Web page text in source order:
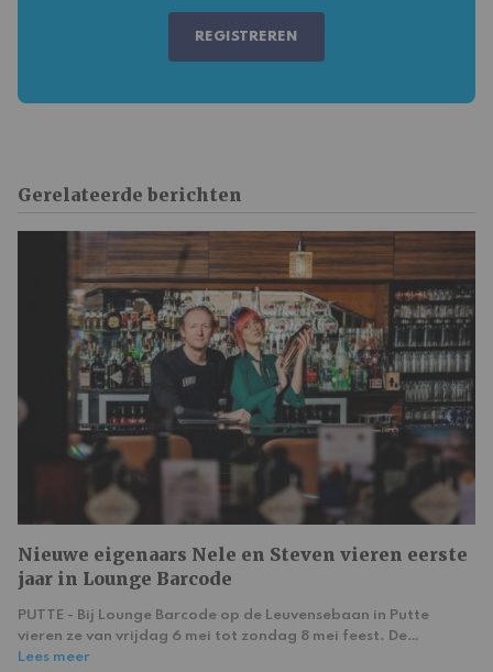
REGISTREREN
Gerelateerde berichten
Nieuwe eigenaars Nele en Steven vieren eerste
jaar in Lounge Barcode
PUTTE - Bij Lounge Barcode op de Leuvensebaan in Putte
vieren ze van vrijdag 6 mei tot zondag 8 mei feest. De…
Lees meer